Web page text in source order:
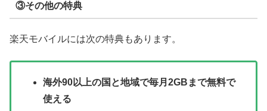
③その他の特典
楽天モバイルには次の特典もあります。
海外90以上の国と地域で毎月2GBまで無料で
使える